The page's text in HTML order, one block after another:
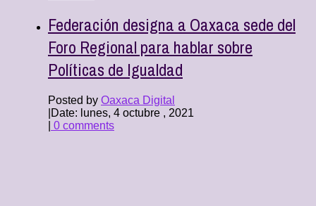
Federación designa a Oaxaca sede del
Foro Regional para hablar sobre
Políticas de Igualdad
Posted by Oaxaca Digital
Date: lunes, 4 octubre , 2021
0 comments